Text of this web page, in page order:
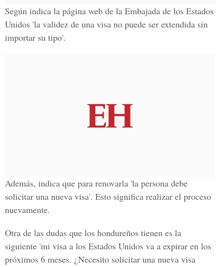
Según indica la página web de la Embajada de los Estados
Unidos 'la validez de una visa no puede ser extendida sin
importar su tipo'.
Además, indica que para renovarla 'la persona debe
solicitar una nueva visa'. Esto significa realizar el proceso
nuevamente.
Otra de las dudas que los hondureños tienen es la
siguiente 'mi visa a los Estados Unidos va a expirar en los
próximos 6 meses. ¿Necesito solicitar una nueva visa